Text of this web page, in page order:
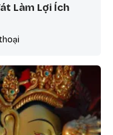
Làm Lợi Ích